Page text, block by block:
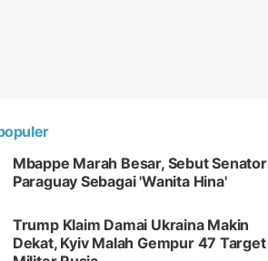
Mbappe Marah Besar, Sebut Senator
Paraguay Sebagai 'Wanita Hina'
Trump Klaim Damai Ukraina Makin
Dekat, Kyiv Malah Gempur 47 Target